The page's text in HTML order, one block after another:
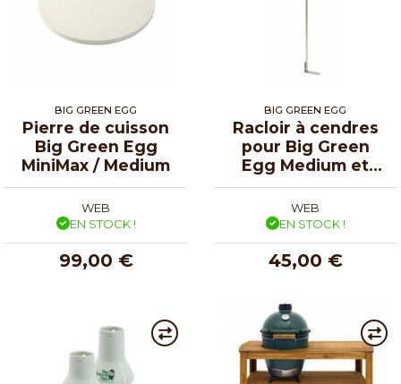
BIG GREEN EGG
Pierre de cuisson
Big Green Egg
MiniMax / Medium
WEB
EN STOCK !
99,00 €
BIG GREEN EGG
Racloir à cendres
pour Big Green
Egg Medium et
Large
WEB
EN STOCK !
45,00 €